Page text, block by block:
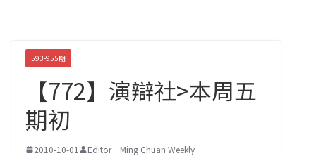
593-955期
【772】演辯社>本周五
期初
2010-10-01 Editor｜Ming Chuan Weekly